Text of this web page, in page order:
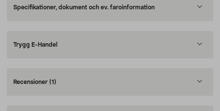
Specifikationer, dokument och ev. faroinformation
Trygg E-Handel
Recensioner (1)